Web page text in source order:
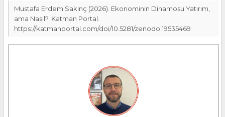
Mustafa Erdem Sakınç (2026). Ekonominin Dinamosu Yatırım,
ama Nasıl?. Katman Portal.
https://katmanportal.com/doi/10.5281/zenodo.19535469